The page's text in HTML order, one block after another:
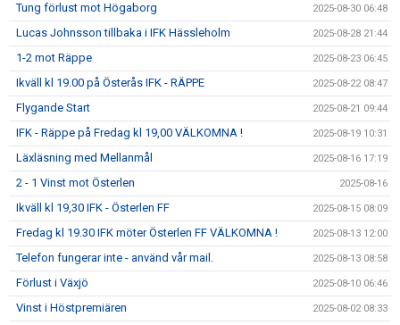
Tung förlust mot Högaborg 2025-08-30 06:48
Lucas Johnsson tillbaka i IFK Hässleholm 2025-08-28 21:44
1-2 mot Räppe 2025-08-23 06:45
Ikväll kl 19.00 på Österås IFK - RÄPPE 2025-08-22 08:47
Flygande Start 2025-08-21 09:44
IFK - Räppe på Fredag kl 19,00 VÄLKOMNA ! 2025-08-19 10:31
Läxläsning med Mellanmål 2025-08-16 17:19
2 - 1 Vinst mot Österlen 2025-08-16
Ikväll kl 19,30 IFK - Österlen FF 2025-08-15 08:09
Fredag kl 19.30 IFK möter Österlen FF VÄLKOMNA ! 2025-08-13 12:00
Telefon fungerar inte - använd vår mail. 2025-08-13 08:58
Förlust i Växjö 2025-08-10 06:46
Vinst i Höstpremiären 2025-08-02 08:33